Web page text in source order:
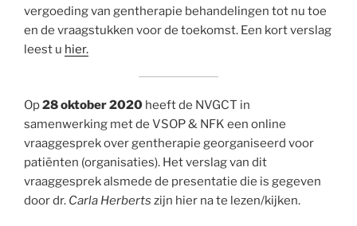
vergoeding van gentherapie behandelingen tot nu toe
en de vraagstukken voor de toekomst. Een kort verslag
leest u hier.
Op28 oktober 2020 heeft de NVGCT in
samenwerking met de VSOP & NFK een online
vraaggesprek over gentherapie georganiseerd voor
patiënten (organisaties). Het verslag van dit
vraaggesprek alsmede de presentatie die is gegeven
door dr. Carla Herberts zijn hier na te lezen/kijken.